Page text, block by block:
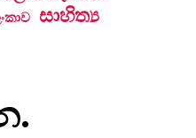
සාහිත්‍ය